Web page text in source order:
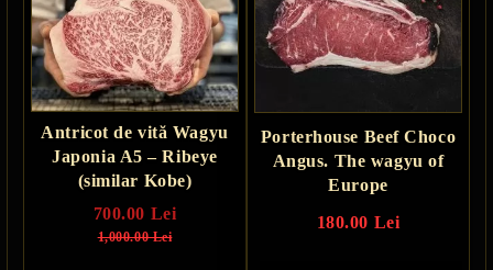
Antricot de vită Wagyu
Japonia A5 – Ribeye
(similar Kobe)
700.00 Lei
1,000.00 Lei
Porterhouse Beef Choco
Angus. The wagyu of
Europe
180.00 Lei